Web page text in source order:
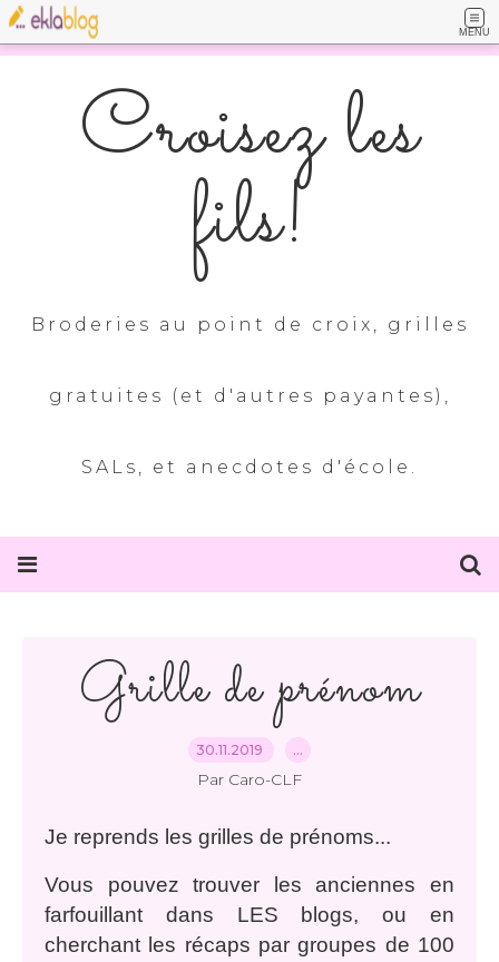
MENU
Croisez les
fils!
Broderies au point de croix, grilles
gratuites (et d'autres payantes),
SALs, et anecdotes d'école.
Grille de prénom
30.11.2019 …
Par Caro-CLF
Je reprends les grilles de prénoms...
Vous pouvez trouver les anciennes en
farfouillant dans LES blogs, ou en
cherchant les récaps par groupes de 100